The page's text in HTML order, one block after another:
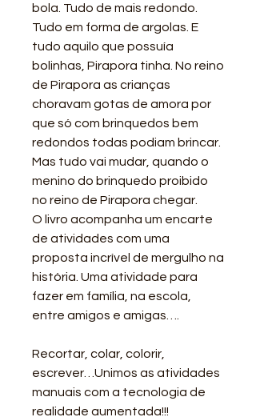
bola. Tudo de mais redondo.
Tudo em forma de argolas. E
tudo aquilo que possuía
bolinhas, Pirapora tinha. No reino
de Pirapora as crianças
choravam gotas de amora por
que só com brinquedos bem
redondos todas podiam brincar.
Mas tudo vai mudar, quando o
menino do brinquedo proibido
no reino de Pirapora chegar.
O livro acompanha um encarte
de atividades com uma
proposta incrível de mergulho na
história. Uma atividade para
fazer em família, na escola,
entre amigos e amigas….
Recortar, colar, colorir,
escrever…Unimos as atividades
manuais com a tecnologia de
realidade aumentada!!!